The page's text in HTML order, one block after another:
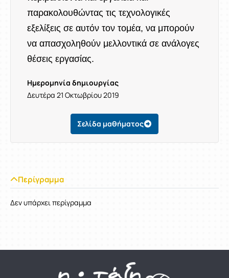
παρακολουθώντας τις τεχνολογικές
εξελίξεις σε αυτόν τον τομέα, να μπορούν
να απασχοληθούν μελλοντικά σε ανάλογες
θέσεις εργασίας.
Ημερομηνία δημιουργίας
Δευτέρα 21 Οκτωβρίου 2019
Σελίδα μαθήματος
Περίγραμμα
Δεν υπάρχει περίγραμμα